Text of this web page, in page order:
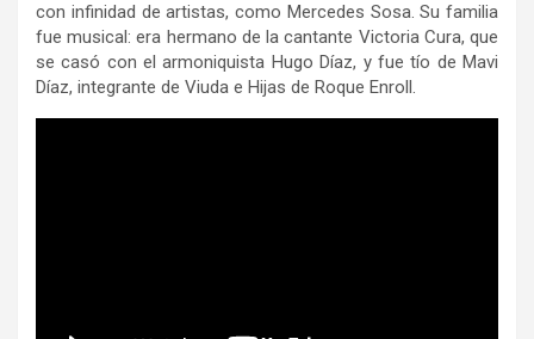
con infinidad de artistas, como Mercedes Sosa. Su familia
fue musical: era hermano de la cantante Victoria Cura, que
se casó con el armoniquista Hugo Díaz, y fue tío de Mavi
Díaz, integrante de Viuda e Hijas de Roque Enroll.